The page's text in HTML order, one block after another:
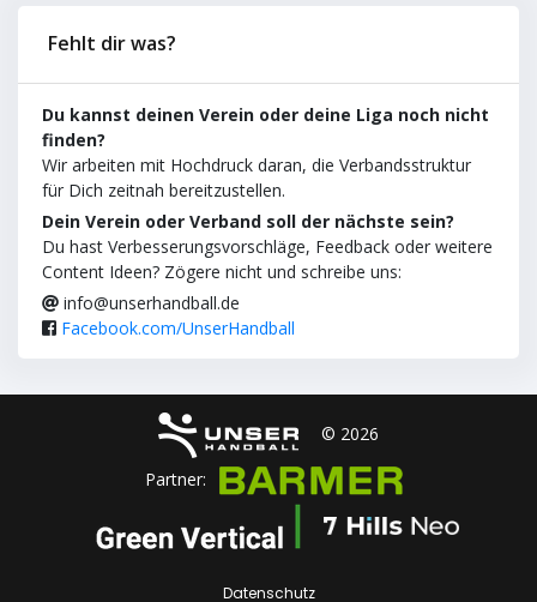
Fehlt dir was?
Du kannst deinen Verein oder deine Liga noch nicht
finden?
Wir arbeiten mit Hochdruck daran, die Verbandsstruktur
für Dich zeitnah bereitzustellen.
Dein Verein oder Verband soll der nächste sein?
Du hast Verbesserungsvorschläge, Feedback oder weitere
Content Ideen? Zögere nicht und schreibe uns:
info@unserhandball.de
Facebook.com/UnserHandball
© 2026
Partner:
Datenschutz